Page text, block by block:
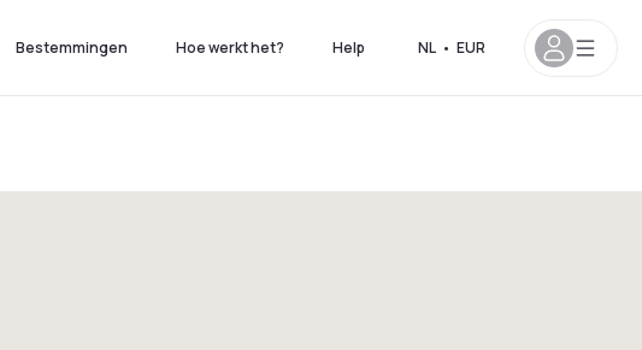
Bestemmingen Hoe werkt het? Help NL • EUR